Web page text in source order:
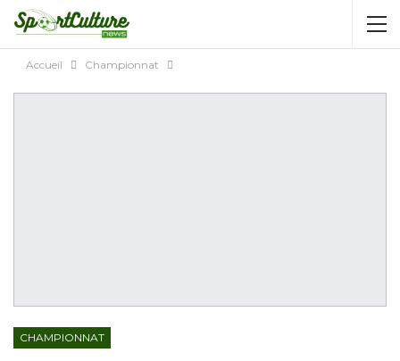
Accueil Championnat
CHAMPIONNAT
AUTORISATION DE LA HAAC N°0134/HAAC/12-